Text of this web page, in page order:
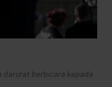
darurat berbicara kepada